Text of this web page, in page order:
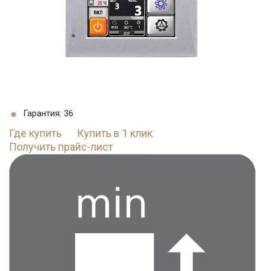
Гарантия: 36
Где купить
Купить в 1 клик
Получить прайс-лист